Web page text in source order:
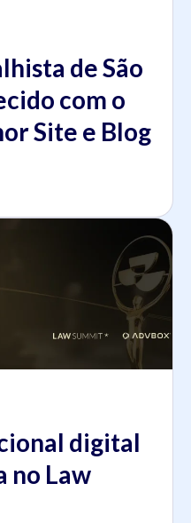
de São
com o
Site e Blog
digital
no Law